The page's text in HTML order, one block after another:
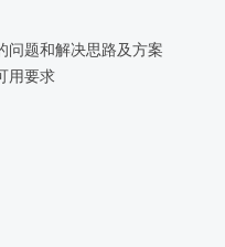
问题和解决思路及方案
用要求